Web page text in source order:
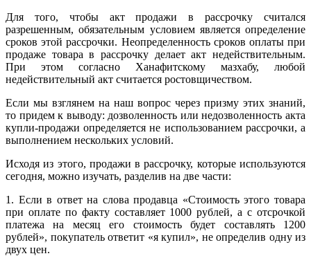
Для того, чтобы акт продажи в рассрочку считался
разрешенным, обязательным условием является определение
сроков этой рассрочки. Неопределенность сроков оплаты при
продаже товара в рассрочку делает акт недействительным.
При этом согласно Ханафитскому мазхабу, любой
недействительный акт считается ростовщичеством.
Если мы взглянем на наш вопрос через призму этих знаний,
то придем к выводу: дозволенность или недозволенность акта
купли-продажи определяется не использованием рассрочки, а
выполнением нескольких условий.
Исходя из этого, продажи в рассрочку, которые используются
сегодня, можно изучать, разделив на две части:
1. Если в ответ на слова продавца «Стоимость этого товара
при оплате по факту составляет 1000 рублей, а с отсрочкой
платежа на месяц его стоимость будет составлять 1200
рублей», покупатель ответит «я купил», не определив одну из
двух цен.